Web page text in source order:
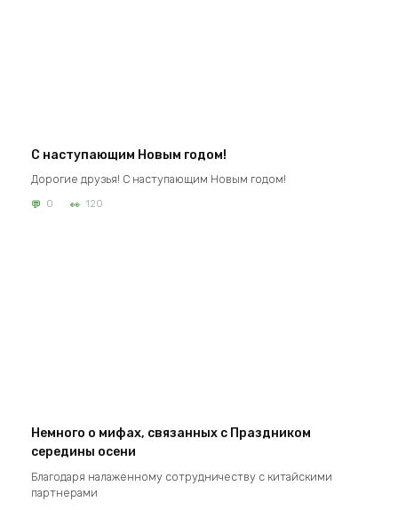
С наступающим Новым годом!
Дорогие друзья! С наступающим Новым годом!
0 120
Немного о мифах, связанных с Праздником
середины осени
Благодаря налаженному сотрудничеству с китайскими
партнерами